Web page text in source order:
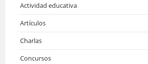
Actividad educativa
Artículos
Charlas
Concursos